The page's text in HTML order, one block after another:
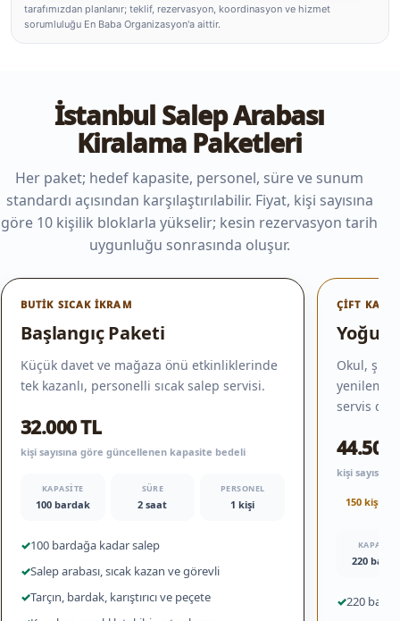
tarafımızdan planlanır; teklif, rezervasyon, koordinasyon ve hizmet
sorumluluğu En Baba Organizasyon'a aittir.
İstanbul Salep Arabası
Kiralama Paketleri
Her paket; hedef kapasite, personel, süre ve sunum
standardı açısından karşılaştırılabilir. Fiyat, kişi sayısına
göre 10 kişilik bloklarla yükselir; kesin rezervasyon tarih
uygunluğu sonrasında oluşur.
BUTIK SICAK İKRAM
Başlangıç Paketi
Küçük davet ve mağaza önü etkinliklerinde
tek kazanlı, personelli sıcak salep servisi.
32.000 TL
kişi sayısına göre güncellenen kapasite bedeli
KAPASITE
100 bardak
SÜRE
2 saat
PERSONEL
1 kişi
✓100 bardağa kadar salep
✓Salep arabası, sıcak kazan ve görevli
✓Tarçın, bardak, karıştırıcı ve peçete
ÇIFT
Yoğun
Okul,
servis
44.500
kişi
150 kişi
KAPASITE
220
✓220